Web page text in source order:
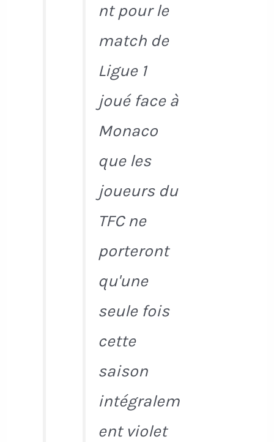
nt pour le
match de
Ligue 1
joué face à
Monaco
que les
joueurs du
TFC ne
porteront
qu'une
seule fois
cette
saison
intégralem
ent violet